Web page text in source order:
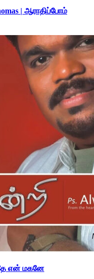
| ஆராதிப்போம்
என் மகனே